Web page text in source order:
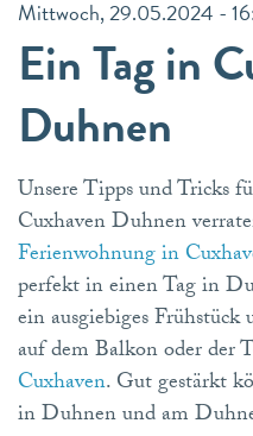
Mittwoch, 29.05.2024 -
Ein Tag in
Duhnen
Unsere Tipps und Tricks
Cuxhaven Duhnen
Ferienwohnung in
perfekt in einen Tag in
ein ausgiebiges Frühstück
auf dem Balkon oder der
Cuxhaven. Gut gestärkt
in Duhnen und am